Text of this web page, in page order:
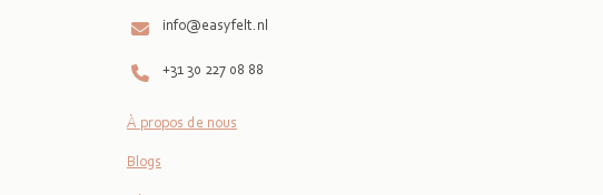
info@easyfelt.nl
+31 30 227 08 88
À propos de nous
Blogs